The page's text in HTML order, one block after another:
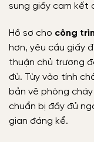
sung giấy cam kết
Hồ sơ cho công
hơn, yêu cầu giấy
thuận chủ trương
đủ. Tùy vào tính
bản vẽ phòng
chuẩn bị đầy đủ
gian đáng kể.